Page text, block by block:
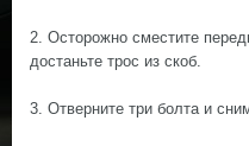
2. Осторожно сместите
достаньте трос из скоб.
3. Отверните три болта и